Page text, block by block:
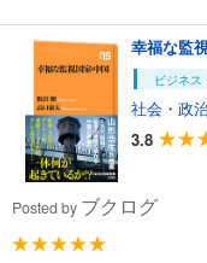
幸福な監
ビジネス
社会・政
3.8
Posted by ブクログ